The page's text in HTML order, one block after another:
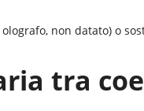
non datato) o
tra